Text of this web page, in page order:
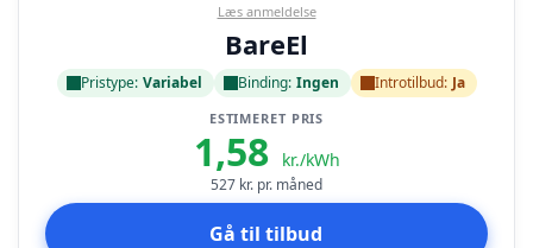
Læs anmeldelse
BareEl
Pristype: Variabel Binding: Ingen Introtilbud: Ja
ESTIMERET PRIS
1,58 kr./kWh
527 kr. pr. måned
Gå til tilbud